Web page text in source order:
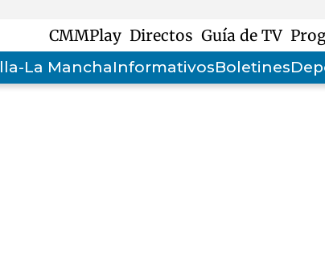
CMMPlay Directos Guía de TV
La ManchaInformativosBoletines